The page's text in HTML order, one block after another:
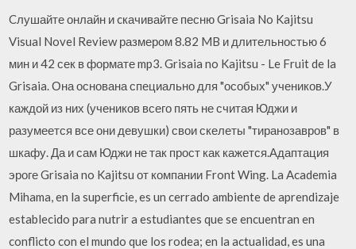
Cлушайте онлайн и cкачивайте песню Grisaia No Kajitsu
Visual Novel Review размером 8.82 MB и длительностью 6
мин и 42 сек в формате mp3. Grisaia no Kajitsu - Le Fruit de la
Grisaia. Она основана специально для "особых" учеников.У
каждой из них (учеников всего пять не считая Юджи и
разумеется все они девушки) свои скелеты "тиранозавров" в
шкафу. Да и сам Юджи не так прост как кажется.Адаптация
эроге Grisaia no Kajitsu от компании Front Wing. La Academia
Mihama, en la superficie, es un cerrado ambiente de aprendizaje
establecido para nutrir a estudiantes que se encuentran en
conflicto con el mundo que los rodea; en la actualidad, es una